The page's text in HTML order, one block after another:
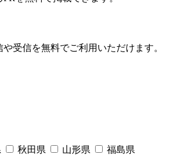
受信を無料でご利用いただけます。
秋田県 山形県
福島県